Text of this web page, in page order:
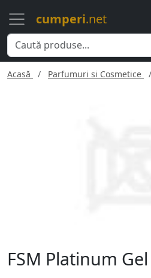
cumperi.net
Acasă Parfumuri si Cosmetice
FSM Platinum